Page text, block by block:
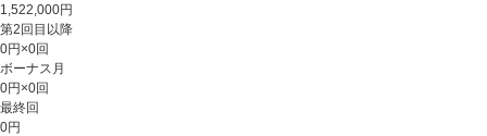
1,522,000円
第2回目以降
0円×0回
ボーナス月
0円×0回
最終回
0円